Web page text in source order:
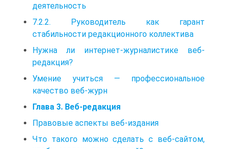
деятельность
7.2.2. Руководитель как гарант
стабильности редакционного коллектива
Нужна ли интернет-журналистике веб-
редакция?
Умение учиться — профессиональное
качество веб-журн
Глава 3. Веб-редакция
Правовые аспекты веб-издания
Что такого можно сделать с веб-сайтом,